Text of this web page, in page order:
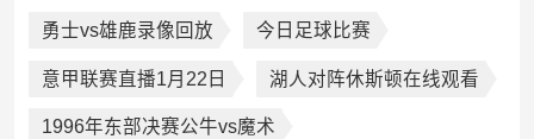
勇士vs雄鹿录像回放 今日足球比赛
意甲联赛直播1月22日 湖人对阵休斯顿在线观看
1996年东部决赛公牛vs魔术